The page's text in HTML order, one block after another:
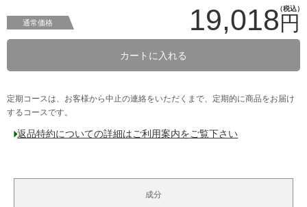
通常価格 19,018 円
（税込）
カートに入れる
定期コースは、お客様から中止の連絡をいただくまで、定期的に商品をお届け
するコースです。
返品特約についての詳細はご利用案内をご覧下さい
成分